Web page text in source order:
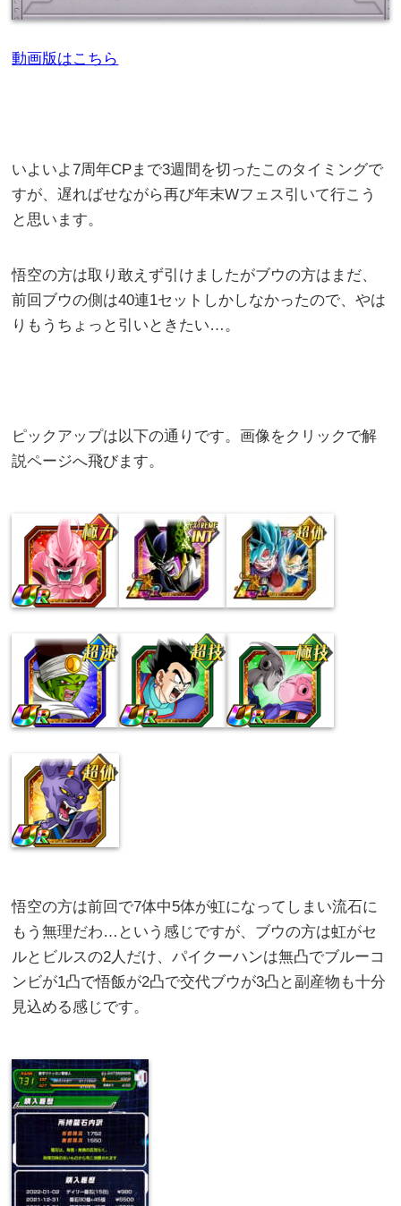
動画版はこちら
いよいよ7周年CPまで3週間を切ったこのタイミングで
すが、遅ればせながら再び年末Wフェス引いて行こう
と思います。
悟空の方は取り敢えず引けましたがブウの方はまだ、
前回ブウの側は40連1セットしかしなかったので、やは
りもうちょっと引いときたい…。
ピックアップは以下の通りです。画像をクリックで解
説ページへ飛びます。
悟空の方は前回で7体中5体が虹になってしまい流石に
もう無理だわ…という感じですが、ブウの方は虹がセ
ルとビルスの2人だけ、パイクーハンは無凸でブルーコ
ンビが1凸で悟飯が2凸で交代ブウが3凸と副産物も十分
見込める感じです。